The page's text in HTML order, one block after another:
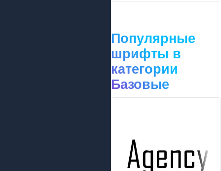
Популярные
шрифты в
категории
Базовые